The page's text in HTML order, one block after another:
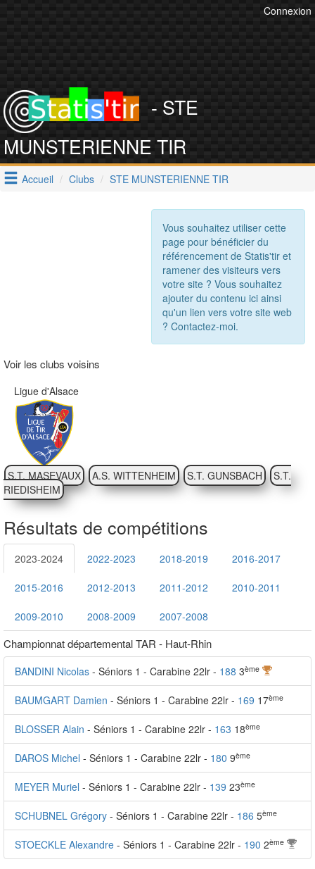
Connexion
- STE
MUNSTERIENNE TIR
Accueil Clubs STE MUNSTERIENNE TIR
Vous souhaitez utiliser cette
page pour bénéficier du
référencement de Statis'tir et
ramener des visiteurs vers
votre site ? Vous souhaitez
ajouter du contenu ici ainsi
qu'un lien vers votre site web
? Contactez-moi.
Voir les clubs voisins
Ligue d'Alsace
S.T. MASEVAUX A.S. WITTENHEIM S.T. GUNSBACH
S.T.
RIEDISHEIM
Résultats de compétitions
2023-2024 2022-2023 2018-2019 2016-2017
2015-2016 2012-2013 2011-2012 2010-2011
2009-2010 2008-2009 2007-2008
Championnat départemental TAR - Haut-Rhin
BANDINI Nicolas - Séniors 1 - Carabine 22lr - 188 3ème
BAUMGART Damien - Séniors 1 - Carabine 22lr - 169 17ème
BLOSSER Alain - Séniors 1 - Carabine 22lr - 163 18ème
DAROS Michel - Séniors 1 - Carabine 22lr - 180 9ème
MEYER Muriel - Séniors 1 - Carabine 22lr - 139 23ème
SCHUBNEL Grégory - Séniors 1 - Carabine 22lr - 186 5ème
STOECKLE Alexandre - Séniors 1 - Carabine 22lr - 190 2ème